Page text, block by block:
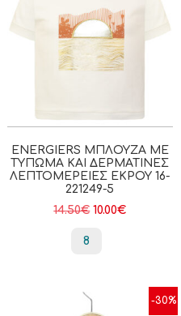
ENERGIERS ΜΠΛΟΎΖΑ ΜΕ
ΤΎΠΩΜΑ ΚΑΙ ΔΕΡΜΆΤΙΝΕΣ
ΛΕΠΤΟΜΈΡΕΙΕΣ ΕΚΡΟΥ 16-
221249-5
14.50€ 10.00€
8
-30%